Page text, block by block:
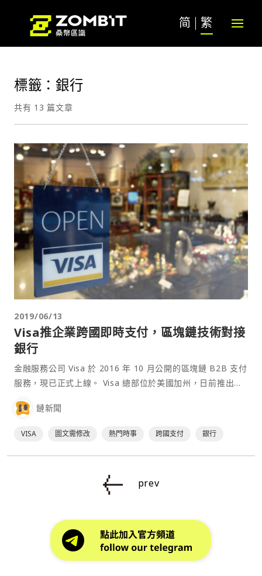
简 繁
標籤：銀行
共有 13 篇文章
2019/06/13
Visa推企業跨國即時支付，區塊鏈技術對接
銀行
金融服務公司 Visa 於 2016 年 10 月公開的區塊鏈 B2B 支付
服務，現已正式上線。 Visa 總部位於美國加州，日前推出
鏈新聞
VISA 圖文需修改 熱門時事 跨國支付 銀行
prev